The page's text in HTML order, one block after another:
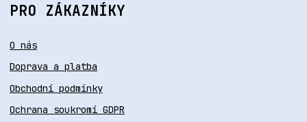
PRO ZÁKAZNÍKY
O nás
Doprava a platba
Obchodní podmínky
Ochrana soukromí GDPR